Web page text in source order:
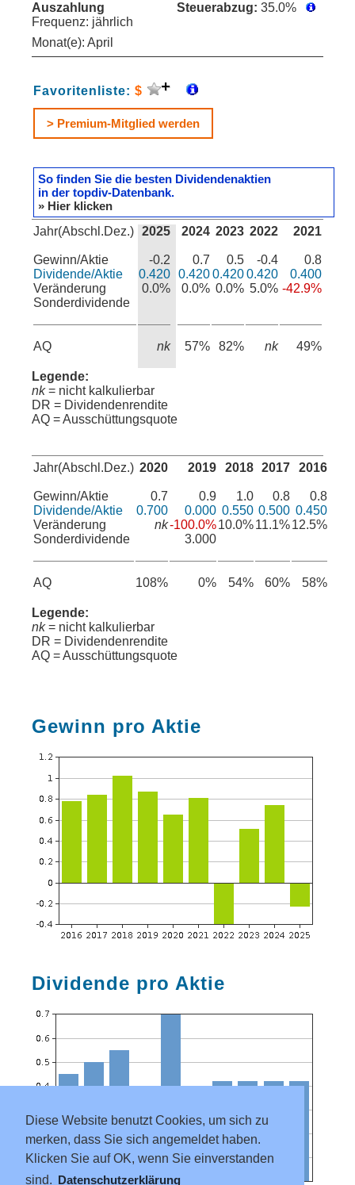
Diese Website benutzt Cookies, um sich zu
merken, dass Sie sich angemeldet haben.
Klicken Sie auf OK, wenn Sie einverstanden
sind. Datenschutzerklärung
Auszahlung
Frequenz: jährlich
Monat(e): April
Steuerabzug: 35.0%
Favoritenliste: $
> Premium-Mitglied werden
So finden Sie die besten Dividendenaktien
in der topdiv-Datenbank.
» Hier klicken
Jahr(Abschl.Dez.)
Gewinn/Aktie
Dividende/Aktie
Veränderung
Sonderdividende
AQ
2025
-0.2
0.420
0.0%
nk
2024
0.7
0.420
0.0%
57%
2023
0.5
0.420
0.0%
82%
2022
-0.4
0.420
5.0%
nk
2021
0.8
0.400
-42.9%
49%
Legende:
nk= nicht kalkulierbar
DR = Dividendenrendite
AQ = Ausschüttungsquote
Jahr(Abschl.Dez.)
Gewinn/Aktie
Dividende/Aktie
Veränderung
Sonderdividende
AQ
2020
0.7
0.700
nk
108%
2019
0.9
0.000
-100.0%
3.000
0%
2018
1.0
0.550
10.0%
54%
2017
0.8
0.500
11.1%
60%
2016
0.8
0.450
12.5%
58%
Legende:
nk= nicht kalkulierbar
DR = Dividendenrendite
AQ = Ausschüttungsquote
Gewinn pro Aktie
Dividende pro Aktie